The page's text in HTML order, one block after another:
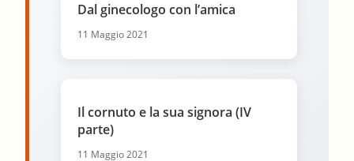
Dal ginecologo con l’amica
11 Maggio 2021
Il cornuto e la sua signora (IV
parte)
11 Maggio 2021